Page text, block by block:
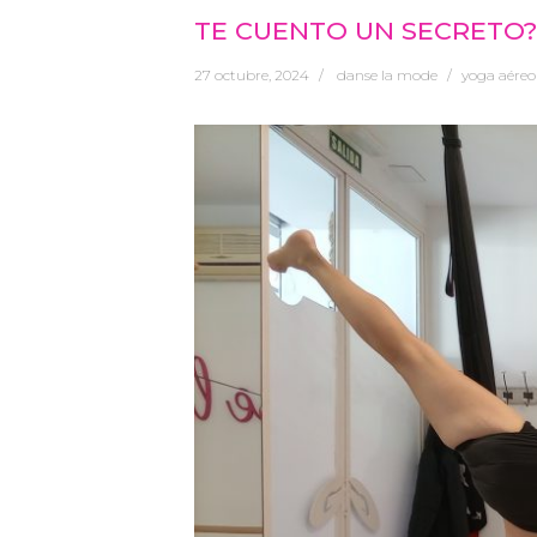
TE CUENTO UN
27 octubre, 2024 danse la mode yoga aéreo